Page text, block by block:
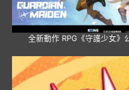
全新動作 RPG《守護少女》